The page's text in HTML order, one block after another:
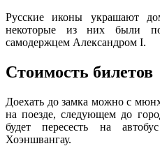
Русские иконы украшают
некоторые из них были
самодержцем Александром I.
Стоимость билетов
Доехать до замка можно с
на поезде, следующем до
будет пересесть на
Хоэншвангау.